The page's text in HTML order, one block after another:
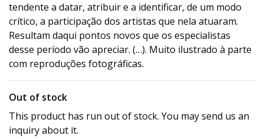
tendente a datar, atribuir e a identificar, de um modo
crítico, a participação dos artistas que nela atuaram.
Resultam daqui pontos novos que os especialistas
desse período vão apreciar. (…). Muito ilustrado à parte
com reproduções fotográficas.
Out of stock
This product has run out of stock. You may send us an
inquiry about it.